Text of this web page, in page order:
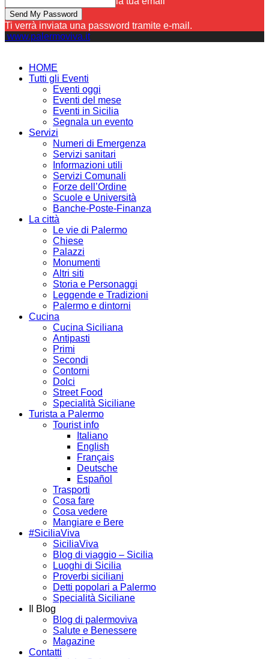
Ti verrà inviata una password tramite e-mail.
www.palermoviva.it
HOME
Tutti gli Eventi
Eventi oggi
Eventi del mese
Eventi in Sicilia
Segnala un evento
Servizi
Numeri di Emergenza
Servizi sanitari
Informazioni utili
Servizi Comunali
Forze dell’Ordine
Scuole e Università
Banche-Poste-Finanza
La città
Le vie di Palermo
Chiese
Palazzi
Monumenti
Altri siti
Storia e Personaggi
Leggende e Tradizioni
Palermo e dintorni
Cucina
Cucina Siciliana
Antipasti
Primi
Secondi
Contorni
Dolci
Street Food
Specialità Siciliane
Turista a Palermo
Tourist info
Italiano
English
Français
Deutsche
Español
Trasporti
Cosa fare
Cosa vedere
Mangiare e Bere
#SiciliaViva
SiciliaViva
Blog di viaggio – Sicilia
Luoghi di Sicilia
Proverbi siciliani
Detti popolari a Palermo
Specialità Siciliane
Il Blog
Blog di palermoviva
Salute e Benessere
Magazine
Contatti